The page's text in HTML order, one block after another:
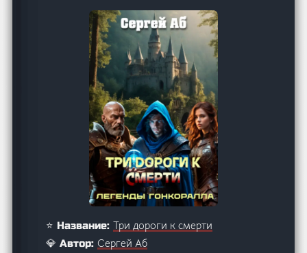
⭐ Название:Три дороги к смерти
💎 Автор:Сергей Аб